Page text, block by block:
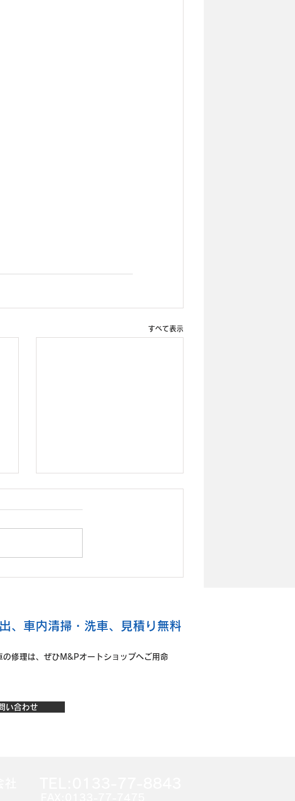
すべて表示
K様 トヨタ ヤリス 右Frド
、車内清掃・洗車、見積り無料
の修理は、ぜひM&Pオートショップへご用命
い合わせ